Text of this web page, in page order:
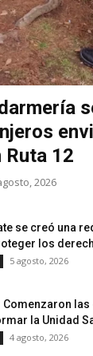
Ruta 12
2026
se creó una
los
5 agosto, 2026
Comenzaron las
la Unidad
4 agosto, 2026